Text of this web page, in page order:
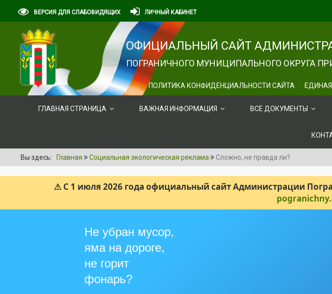
ВЕРСИЯ ДЛЯ СЛАБОВИДЯЩИХ ЛИЧНЫЙ КАБИНЕТ
ОФИЦИАЛЬНЫЙ САЙТ
ПОГРАНИЧНОГО МУНИЦИПАЛЬНОГО ОКРУГА
ПОЛИТИКА КОНФИДЕНЦИАЛЬНОСТИ САЙТА
ГЛАВНАЯ СТРАНИЦА ВАЖНАЯ ИНФОРМАЦИЯ ВСЕ ДОКУМЕНТЫ
Вы здесь: Главная Социальная экологическая реклама Сложно, не правда ли?
⚠ С 1 июля 2026 года официальный сайт Администрации
Не убран мусор,
яма на дороге,
не горит
фонарь?